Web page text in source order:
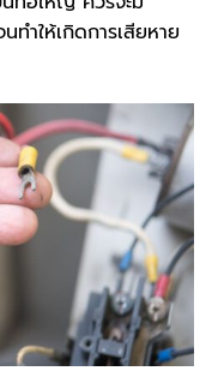
ำให้เกิดการเสียหาย